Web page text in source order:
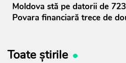
Moldova stă pe datorii de
Povara financiară trece de
Toate știrile